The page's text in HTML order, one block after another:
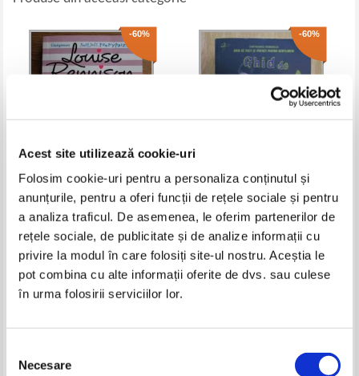
Acest site utilizează cookie-uri
Folosim cookie-uri pentru a personaliza conținutul și
anunțurile, pentru a oferi funcții de rețele sociale și pentru
a analiza traficul. De asemenea, le oferim partenerilor de
rețele sociale, de publicitate și de analize informații cu
privire la modul în care folosiți site-ul nostru. Aceștia le
pot combina cu alte informații oferite de dvs. sau culese
în urma folosirii serviciilor lor.
consimțământului
Necesare
-60%
Louise Rennison - La rascruce
de... dresuri. Aventurile lui
Tallulah Casey
Pret:11,00Lei 4,40 Lei
Adaugă în coș
-60%
Mackenzi Lee - Ghid de jupoane
si piraterii pentru doamne
Pret:13,00Lei 5,20 Lei
Adaugă în coș